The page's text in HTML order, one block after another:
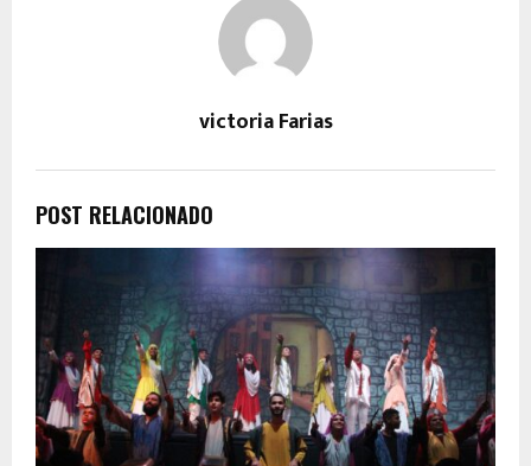
victoria Farias
POST RELACIONADO